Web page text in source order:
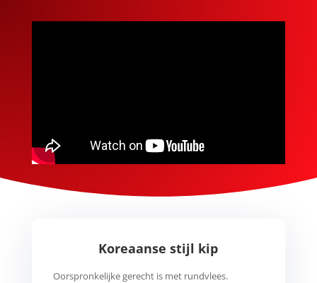
Koreaanse stijl kip
Oorspronkelijke gerecht is met rundvlees.